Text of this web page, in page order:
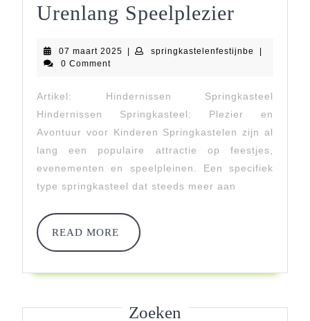
Urenlang Speelplezier
Het
Voor
07 maart 2025 07| springkastelenfestijnbe
|
0 Comment
Artikel: Hindernissen Springkasteel
Hindernissen Springkasteel: Plezier en
Avontuur voor Kinderen Springkastelen zijn al
lang een populaire attractie op feestjes,
evenementen en speelpleinen. Een specifiek
type springkasteel dat steeds meer aan
READ MORE
READ
MORE
Zoeken